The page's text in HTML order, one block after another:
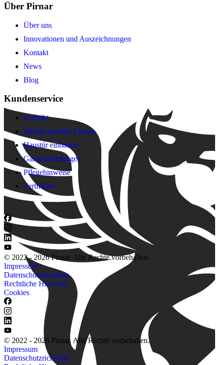
Über Pirnar
Über uns
Innovationen und Auszeichnungen
Kontakt
News
Blog
Kundenservice
Kontakt
Häufig gestellte Fragen
Haustür einbauen
Garantieleistungen
Pflegehinweise
Zertifikate
© 2022 - 2026 Pirnar. Alle Rechte vorbehalten.
Impressum
Datenschutzrichtlinie
Rechtliche Hinweise
Cookies
© 2022 - 2026 Pirnar. Alle Rechte vorbehalten.
Impressum
Datenschutzrichtlinie